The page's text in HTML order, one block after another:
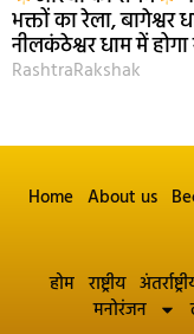
भक्तों का रेला,
नीलकंठेश्वर धाम में
RashtraRakshak
Home About us
होम राष्ट्रीय
मनोरंजन